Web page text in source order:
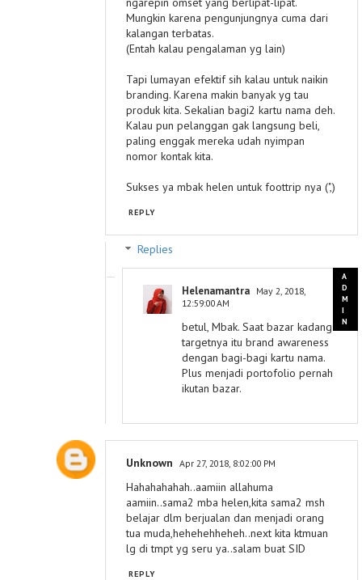
Mungkin karena pengunjungnya cuma dari
kalangan terbatas.
(Entah kalau pengalaman yg lain)
Tapi lumayan efektif sih kalau untuk naikin
branding. Karena makin banyak yg tau
produk kita. Sekalian bagi2 kartu nama deh.
Kalau pun pelanggan gak langsung beli,
paling enggak mereka udah nyimpan
nomor kontak kita.
Sukses ya mbak helen untuk foottrip nya (",)
REPLY
Replies
Helenamantra May 2, 2018,
12:59:00 AM
betul, Mbak. Saat bazar kadang
targetnya itu brand awareness
dengan bagi-bagi kartu nama.
Plus menjadi portofolio pernah
ikutan bazar.
Unknown Apr 27, 2018, 8:02:00 PM
Hahahahahah..aamiin allahuma
aamiin..sama2 mba helen,kita sama2 msh
belajar dlm berjualan dan menjadi orang
tua muda,hehehehheheh..next kita ktmuan
lg di tmpt yg seru ya..salam buat SID
REPLY